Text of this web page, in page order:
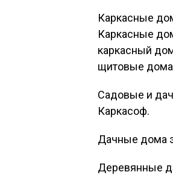
Каркасные
Каркасные
каркасный
щитовые дома
Садовые и
Каркасоф.
Дачные дома
Деревянные